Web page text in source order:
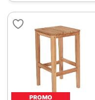
PROMO